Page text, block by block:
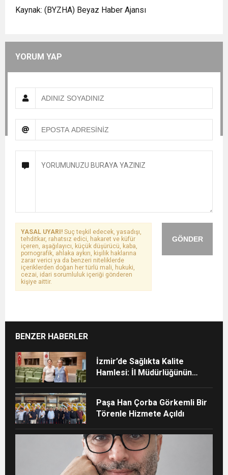
Kaynak: (BYZHA) Beyaz Haber Ajansı
YORUM YAP
GÖNDER
YASAL UYARI! Suç teşkil edecek, yasadışı,
tehditkar, rahatsız edici, hakaret ve küfür
içeren, aşağılayıcı, küçük düşürücü, kaba,
pornografik, ahlaka aykırı, kişilik haklarına
zarar verici ya da benzeri niteliklerde
içeriklerden doğan her türlü mali, hukuki,
cezai, idari sorumluluk içeriği gönderen
kişiye aittir.
BENZER HABERLER
İzmir’de Sağlıkta Kalite
Hamlesi: İl Müdürlüğünün
Paşa Han Çorba Görkemli Bir
Törenle Hizmete Açıldı